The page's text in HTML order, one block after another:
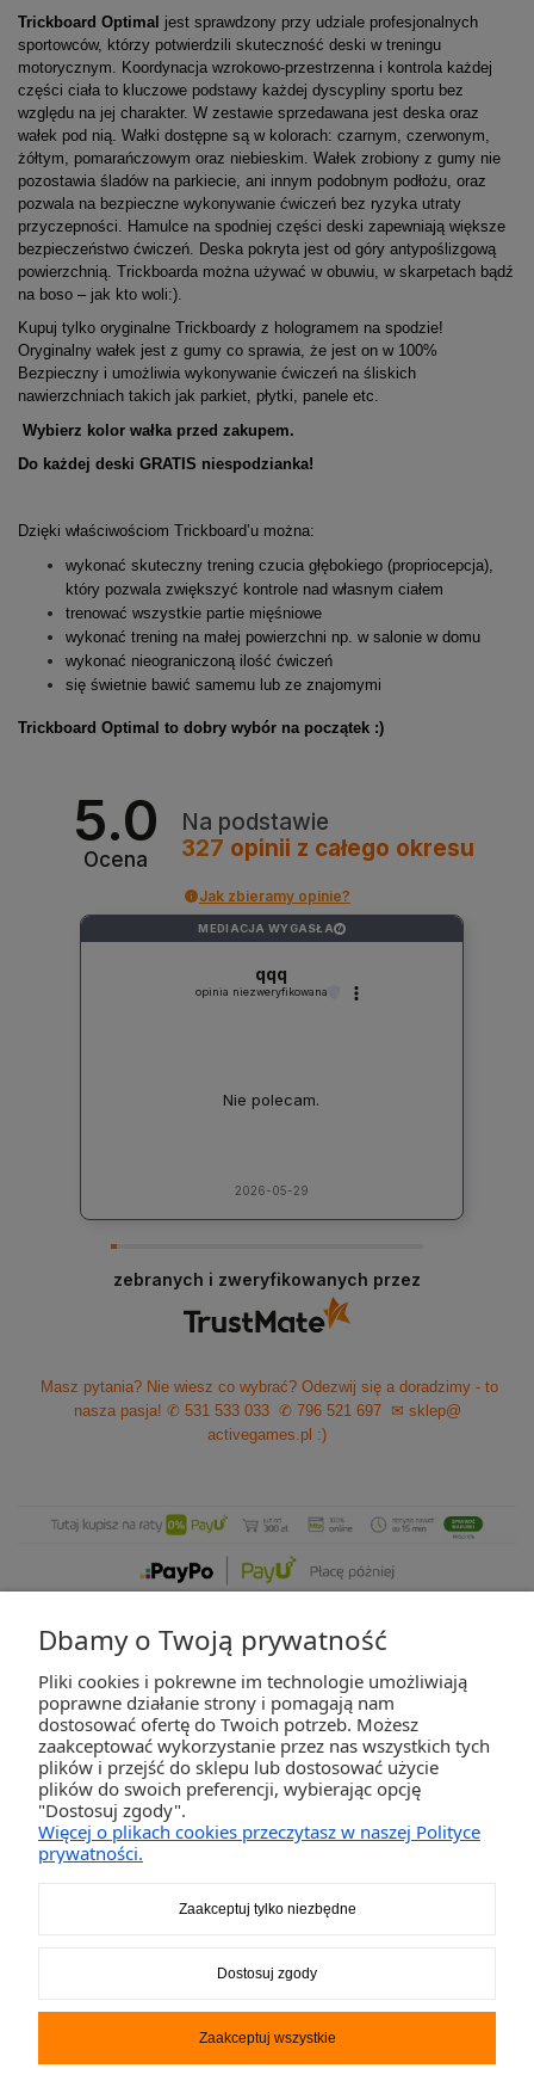
Trickboard Optimal jest sprawdzony przy udziale profesjonalnych
sportowców, którzy potwierdzili skuteczność deski w treningu
motorycznym. Koordynacja wzrokowo-przestrzenna i kontrola każdej
części ciała to kluczowe podstawy każdej dyscypliny sportu bez
względu na jej charakter. W zestawie sprzedawana jest deska oraz
wałek pod nią. Wałki dostępne są w kolorach: czarnym, czerwonym,
żółtym, pomarańczowym oraz niebieskim. Wałek zrobiony z gumy nie
pozostawia śladów na parkiecie, ani innym podobnym podłożu, oraz
pozwala na bezpieczne wykonywanie ćwiczeń bez ryzyka utraty
przyczepności. Hamulce na spodniej części deski zapewniają większe
bezpieczeństwo ćwiczeń. Deska pokryta jest od góry antypoślizgową
powierzchnią. Trickboarda można używać w obuwiu, w skarpetach bądź
na boso – jak kto woli:).
Kupuj tylko oryginalne Trickboardy z hologramem na spodzie!
Oryginalny wałek jest z gumy co sprawia, że jest on w 100%
Bezpieczny i umożliwia wykonywanie ćwiczeń na śliskich
nawierzchniach takich jak parkiet, płytki, panele etc.
Wybierz kolor wałka przed zakupem.
Do każdej deski GRATIS niespodzianka!
Dzięki właściwościom Trickboard’u można:
wykonać skuteczny trening czucia głębokiego (propriocepcja),
który pozwala zwiększyć kontrole nad własnym ciałem
trenować wszystkie partie mięśniowe
wykonać trening na małej powierzchni np. w salonie w domu
wykonać nieograniczoną ilość ćwiczeń
się świetnie bawić samemu lub ze znajomymi
Trickboard Optimal to dobry wybór na początek :)
5.0
Ocena
Na podstawie
327 opinii z całego okresu
Jak zbieramy opinie?
MEDIACJA WYGASŁA ?
qqq
opinia niezweryfikowana
Nie polecam.
2026-05-29
zebranych i zweryfikowanych przez
Masz pytania? Nie wiesz co wybrać? Odezwij się a doradzimy - to
nasza pasja! ✆ 531 533 033 ✆ 796 521 697
✉ sklep@
activegames.pl :)
ZAKUPY
POMOC
2K-Invest Sp. j. Ul. Św. Wojciecha 60, 41-922 Radzionków, śląskie NIP: 645-241-94-
Dbamy o Twoją prywatność
Pliki cookies i pokrewne im technologie umożliwiają
poprawne działanie strony i pomagają nam
dostosować ofertę do Twoich potrzeb. Możesz
zaakceptować wykorzystanie przez nas wszystkich tych
plików i przejść do sklepu lub dostosować użycie
plików do swoich preferencji, wybierając opcję
"Dostosuj zgody".
Więcej o plikach cookies przeczytasz w naszej Polityce
prywatności.
Zaakceptuj tylko niezbędne
Dostosuj zgody
Zaakceptuj wszystkie